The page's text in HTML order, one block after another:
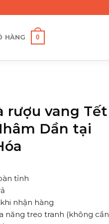
HÀNG 0
rượu vang Tết
Dần tại
tỉnh
nhận hàng
năng treo tranh (không cần